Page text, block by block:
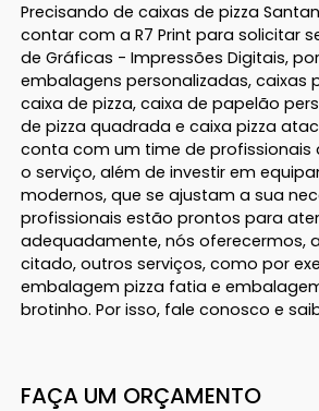
Precisando de caixas de pizza
contar com a R7 Print para solicitar
de Gráficas - Impressões Digitais,
embalagens personalizadas, caixas
caixa de pizza, caixa de papelão
de pizza quadrada e caixa pizza
conta com um time de profissionais
o serviço, além de investir em
modernos, que se ajustam a sua
profissionais estão prontos para
adequadamente, nós oferecermos,
citado, outros serviços, como por
embalagem pizza fatia e
brotinho. Por isso, fale conosco e
FAÇA UM ORÇAMENTO